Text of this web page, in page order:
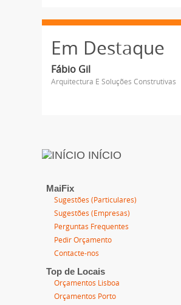
Em Destaque
Fábio Gil
Arquitectura E Soluções Construtivas
INÍCIO
MaiFix
Sugestões (Particulares)
Sugestões (Empresas)
Perguntas Frequentes
Pedir Orçamento
Contacte-nos
Top de Locais
Orçamentos Lisboa
Orçamentos Porto